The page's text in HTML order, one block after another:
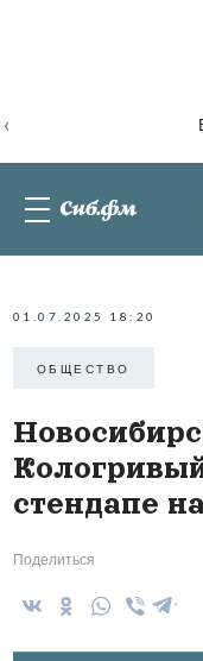
‹
01.07.2025 18:20
ОБЩЕСТВО
стендапе
Поделиться